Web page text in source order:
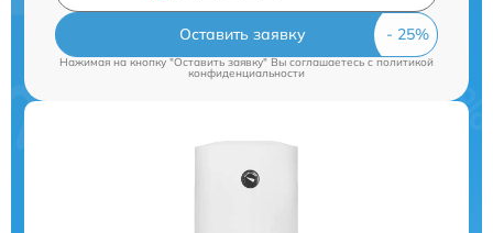
Оставить заявку
Нажимая на кнопку "Оставить заявку" Вы соглашаетесь cполитикой
конфиденциальности